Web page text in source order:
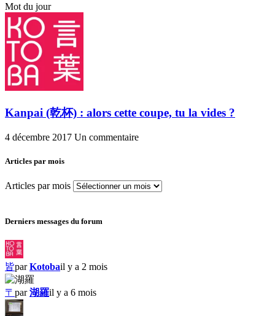
Mot du jour
Kanpai (乾杯) : alors cette coupe, tu la vides ?
4 décembre 2017 Un commentaire
Articles par mois
Articles par mois
Derniers messages du forum
皆parKotobail y a 2 mois
〒 par湖羅il y a 6 mois